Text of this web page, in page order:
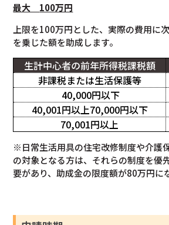
最大 100万円
上限を100万円とした、実際の費用に
を乗じた額を助成します。
生計中心者の前年所得税課税額
非課税または生活保護等
40,000円以下
40,001円以上70,000円以下
70,001円以上
※日常生活用具の住宅改修制度や介護
の対象となる方は、それらの制度を優
要があり、助成金の限度額が80万円に